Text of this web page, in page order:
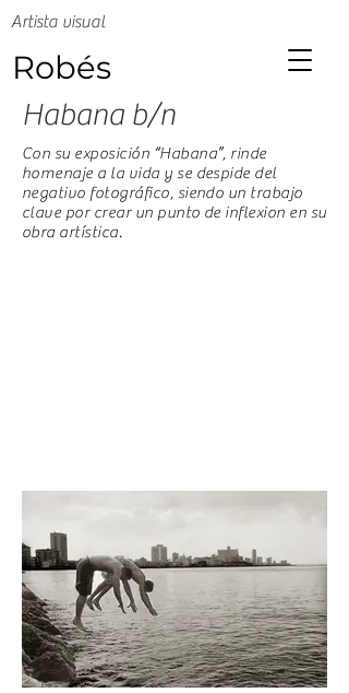
Robés
Artista visual
Habana b/n
Con su exposición “Habana”, rinde
homenaje a la vida y se despide del
negativo fotográfico, siendo un trabajo
clave por crear un punto de inflexion en su
obra artística.